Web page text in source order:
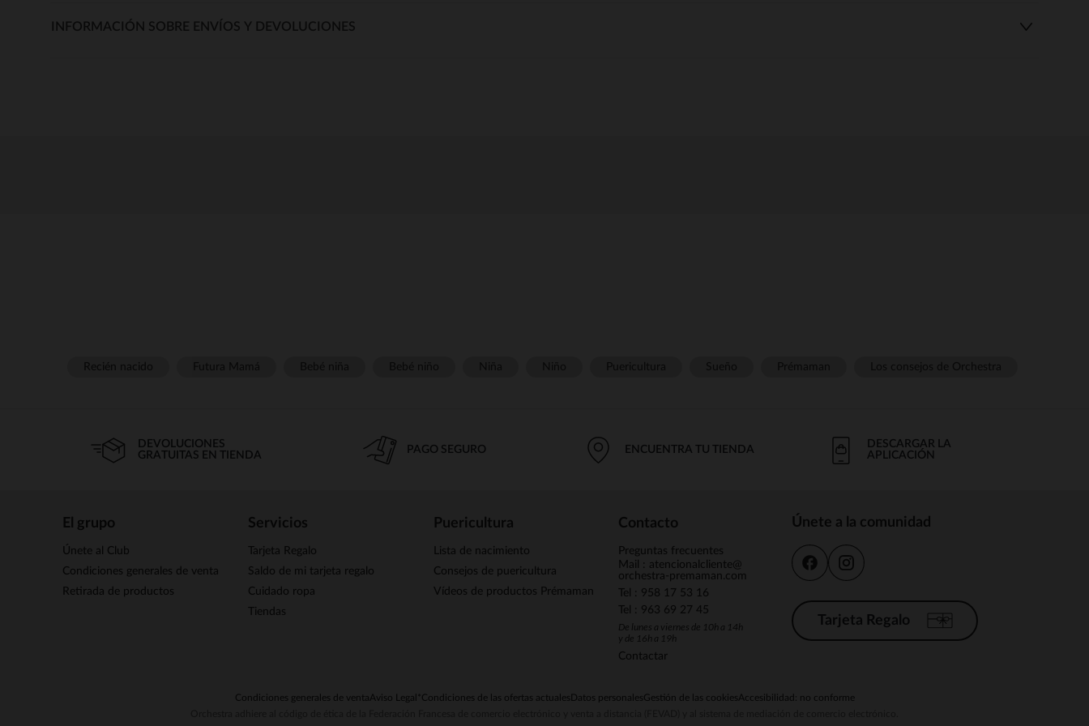
INFORMACIÓN SOBRE ENVÍOS Y DEVOLUCIONES
DEVOLUCIONES
GRATUITAS EN TIENDA
PAGO SEGURO ENCUENTRA TU TIENDA
DESCARGAR LA
APLICACIÓN
El grupo
Únete al Club
Condiciones generales de venta
Retirada de productos
Servicios
Tarjeta Regalo
Saldo de mi tarjeta regalo
Cuidado ropa
Tiendas
Puericultura
Lista de nacimiento
Consejos de puericultura
Vídeos de productos Prémaman
Contacto
Preguntas frecuentes
Mail : atencionalcliente@
orchestra-premaman.com
Tel : 958 17 53 16
Tel : 963 69 27 45
De lunes a viernes de 10h a 14h
y de 16h a 19h
Contactar
Únete a la comunidad
Tarjeta Regalo
Condiciones generales de ventaAviso Legal *Condiciones de las ofertas actuales Datos personalesGestión de las cookiesAccesibilidad: no conforme